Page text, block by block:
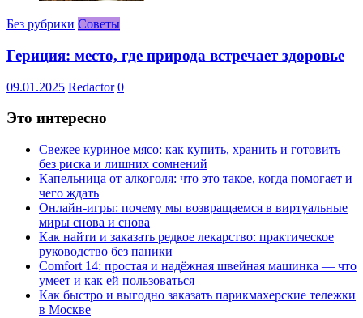
Без рубрики Советы
Гериция: место, где природа встречает здоровье
09.01.2025 Redactor 0
Это интересно
Свежее куриное мясо: как купить, хранить и готовить
без риска и лишних сомнений
Капельница от алкоголя: что это такое, когда помогает и
чего ждать
Онлайн-игры: почему мы возвращаемся в виртуальные
миры снова и снова
Как найти и заказать редкое лекарство: практическое
руководство без паники
Comfort 14: простая и надёжная швейная машинка — что
умеет и как ей пользоваться
Как быстро и выгодно заказать парикмахерские тележки
в Москве